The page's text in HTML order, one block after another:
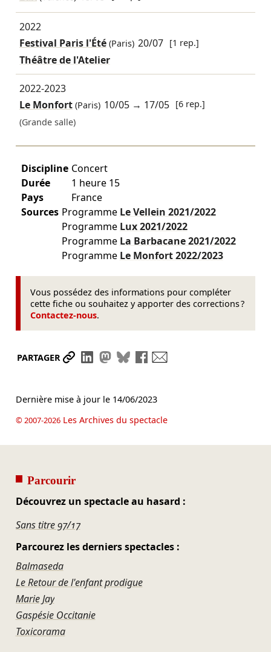
2022
Festival Paris l'Été(Paris) 20/07 [1 rep.]
Théâtre de l'Atelier
2022-2023
Le Monfort(Paris) 10/05 → 17/05 [6 rep.]
(Grande salle)
Discipline Concert
Durée
1 heure 15
Pays
France
Sources Programme Le Vellein 2021/2022
Programme Lux2021/2022
Programme La Barbacane2021/2022
Programme Le Monfort2022/2023
Vous possédez des informations pour compléter
cette fiche ou souhaitez y apporter des corrections ?
Contactez-nous.
PARTAGER Partager le lien
Partager sur LinkedIn
Partager sur Mastodon
Partager sur Bluesky
Partager sur Facebook
Dernière mise à jour le 14/06/2023
© 2007-2026Les Archives du spectacle
Parcourir
Découvrez un spectacle au hasard :
Sans titre 97/17
Parcourez les derniers spectacles :
Balmaseda
Le Retour de l'enfant prodigue
Marie Jay
Gaspésie Occitanie
Toxicorama